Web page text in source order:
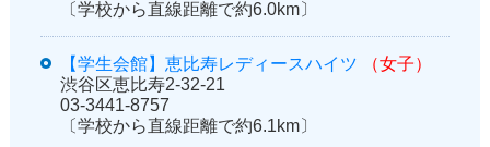
〔学校から直線距離で約6.0km〕
【学生会館】恵比寿レディースハイツ
（女子）
渋谷区恵比寿2-32-21
03-3441-8757
〔学校から直線距離で約6.1km〕